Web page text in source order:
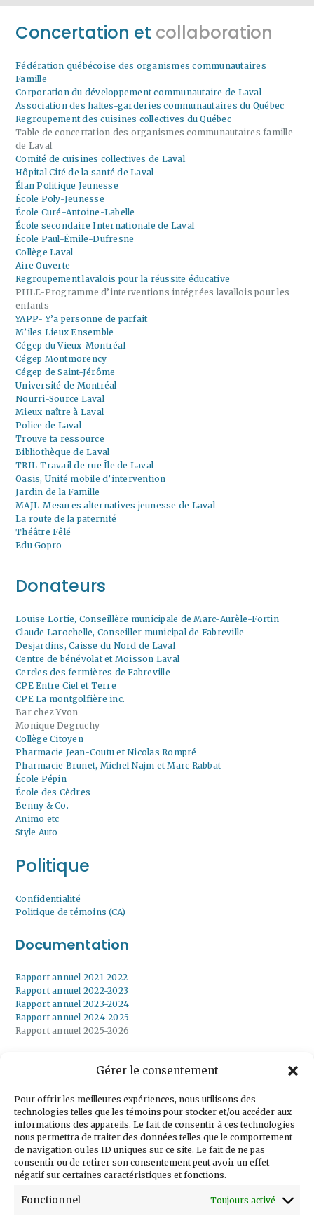
Gérer le consentement
Pour offrir les meilleures expériences, nous utilisons des
technologies telles que les témoins pour stocker et/ou accéder aux
informations des appareils. Le fait de consentir à ces technologies
nous permettra de traiter des données telles que le comportement
de navigation ou les ID uniques sur ce site. Le fait de ne pas
consentir ou de retirer son consentement peut avoir un effet
négatif sur certaines caractéristiques et fonctions.
Fonctionnel Toujours activé
Concertation et collaboration
Fédération québécoise des organismes communautaires
Famille
Corporation du développement communautaire de Laval
Association des haltes-garderies communautaires du Québec
Regroupement des cuisines collectives du Québec
Table de concertation des organismes communautaires famille
de Laval
Comité de cuisines collectives de Laval
Hôpital Cité de la santé de Laval
Élan Politique Jeunesse
École Poly-Jeunesse
École Curé-Antoine-Labelle
École secondaire Internationale de Laval
École Paul-Émile-Dufresne
Collège Laval
Aire Ouverte
Regroupement lavalois pour la réussite éducative
PIILE-Programme d’interventions intégrées lavallois pour les
enfants
YAPP- Y’a personne de parfait
M’iles Lieux Ensemble
Cégep du Vieux-Montréal
Cégep Montmorency
Cégep de Saint-Jérôme
Université de Montréal
Nourri-Source Laval
Mieux naître à Laval
Police de Laval
Trouve ta ressource
Bibliothèque de Laval
TRIL-Travail de rue Île de Laval
Oasis, Unité mobile d’intervention
Jardin de la Famille
MAJL-Mesures alternatives jeunesse de Laval
La route de la paternité
Théâtre Fêlé
Edu Gopro
Donateurs
Louise Lortie, Conseillère municipale de Marc-Aurèle-Fortin
Claude Larochelle, Conseiller municipal de Fabreville
Desjardins, Caisse du Nord de Laval
Centre de bénévolat et Moisson Laval
Cercles des fermières de Fabreville
CPE Entre Ciel et Terre
CPE La montgolfière inc.
Bar chez Yvon
Monique Degruchy
Collège Citoyen
Pharmacie Jean-Coutu et Nicolas Rompré
Pharmacie Brunet, Michel Najm et Marc Rabbat
École Pépin
École des Cèdres
Benny & Co.
Animo etc
Style Auto
Politique
Confidentialité
Politique de témoins (CA)
Documentation
Rapport annuel 2021-2022
Rapport annuel 2022-2023
Rapport annuel 2023-2024
Rapport annuel 2024-2025
Rapport annuel 2025-2026
notre infolettre
Courriel
Prénom